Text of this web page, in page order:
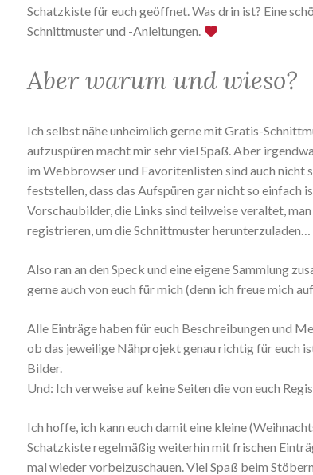
Schatzkiste für euch geöffnet. Was drin ist? Eine
Schnittmuster und -Anleitungen.
Aber warum und wieso?
Ich selbst nähe unheimlich gerne mit Gratis-
aufzuspüren macht mir sehr viel Spaß. Aber
im Webbrowser und Favoritenlisten sind auch nicht
feststellen, dass das Aufspüren gar nicht so einfach
Vorschaubilder, die Links sind teilweise veraltet,
registrieren, um die Schnittmuster
Also ran an den Speck und eine eigene Sammlung
gerne auch von euch für mich (denn ich freue mich
Alle Einträge haben für euch Beschreibungen und
ob das jeweilige Nähprojekt genau richtig für euch
Bilder.
Und: Ich verweise auf keine Seiten die von euch
Ich hoffe, ich kann euch damit eine kleine
Schatzkiste regelmäßig weiterhin mit frischen
mal wieder vorbeizuschauen. Viel Spaß beim